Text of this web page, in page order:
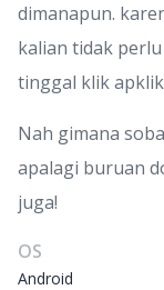
dimanapun.
kalian tidak
tinggal klik
Nah gimana
apalagi buruan
juga!
OS
Android